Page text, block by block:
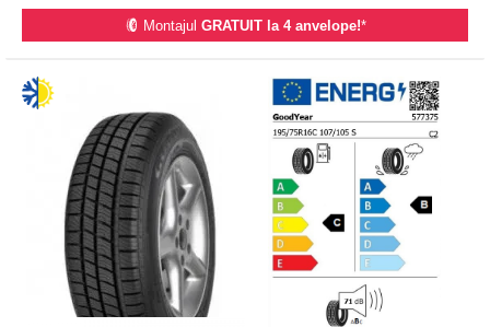
Montajul GRATUIT la 4 anvelope!*